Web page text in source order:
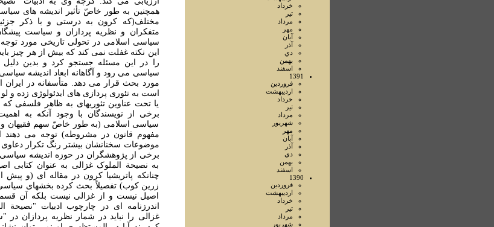
خرداد
تير
مرداد
مهر
آبان
آذر
دي
بهمن
اسفند
1391
فروردين
ارديبهشت
خرداد
تير
مرداد
شهريور
مهر
آبان
آذر
دي
بهمن
اسفند
1390
فروردين
ارديبهشت
خرداد
تير
مرداد
شهريور
همچنين به طور خاصّ تأثير انديشه های
مختلف(که کرون به درستی و با ذکر
متفکران و نظريه پردازان و سياست
سياسی اسلامی در تحولی تاريخی مورد
اين نکته غفلت نمی کند که بيش از هر چيز
را در اين مسئله جستجو کرد و بدين
سياسی می رود و آگاهانه ابعاد انديشه
مورد بحث قرار می دهد. متأسفانه در
است به تئوری پردازی های ايدئولوژی زده و
يا تحت عناوين تئوريهای به ظاهر فلسفی که
برخی از نويسندگان با وجود آنکه به
سياسی اسلامی (به طور خاصّ سهم فقيهان
مفهوم قانون در مشروطه) توجه می دهند
موضوعات سخنانشان بيشتر رنگ تکرار
برخی از پژوهشگران در حوزه انديشه سياسی
به نصيحة الملوک غزالی به عنوان کتابی
چنانکه پاتريشيا کرون در مقاله ای (و
زرين کوب) تفصيلاً بحث کرده بخشهای سياسی
اصيل نيست و از غزالی نيست بلکه آن
اندرزنامه ای در چارچوب ادبيات "نصيحة
غزالی را نبايد در شمار نظريه پردازان در